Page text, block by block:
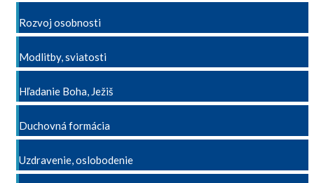
Rozvoj osobnosti
Modlitby, sviatosti
Hľadanie Boha, Ježiš
Duchovná formácia
Uzdravenie, oslobodenie